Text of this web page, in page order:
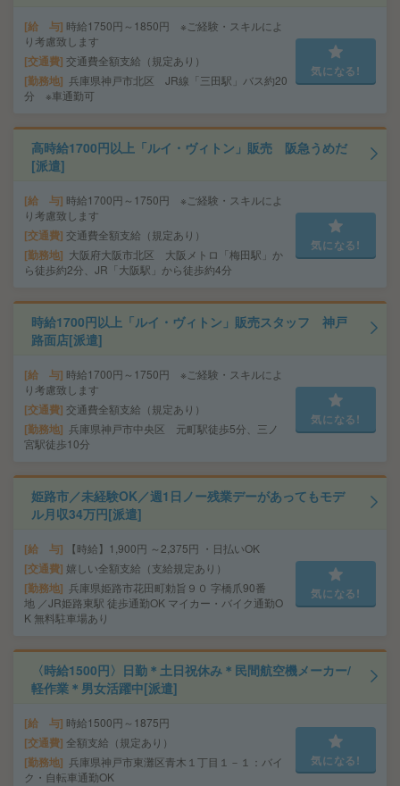
給 与 時給1750円～1850円 ※ご経験・スキルによ
り考慮致します
交通費 交通費全額支給（規定あり）
勤務地 兵庫県神戸市北区 JR線「三田駅」バス約20
分 ※車通勤可
気になる!
高時給1700円以上「ルイ・ヴィトン」販売 阪急うめだ
[派遣]
給 与 時給1700円～1750円 ※ご経験・スキルによ
り考慮致します
交通費 交通費全額支給（規定あり）
勤務地
大阪府大阪市北区 大阪メトロ「梅田駅」か
ら徒歩約2分、JR「大阪駅」から徒歩約4分
気になる!
時給1700円以上「ルイ・ヴィトン」販売スタッフ 神戸
路面店[派遣]
給 与 時給1700円～1750円 ※ご経験・スキルによ
り考慮致します
交通費 交通費全額支給（規定あり）
勤務地 兵庫県神戸市中央区 元町駅徒歩5分、三ノ
宮駅徒歩10分
気になる!
姫路市／未経験OK／週1日ノー残業デーがあってもモデ
ル月収34万円[派遣]
給 与 【時給】1,900円 ～2,375円 ・日払いOK
交通費 嬉しい全額支給（支給規定あり）
勤務地 兵庫県姫路市花田町勅旨９０ 字橋爪90番
地 ／JR姫路東駅 徒歩通勤OK マイカー・バイク通勤O
K 無料駐車場あり
気になる!
〈時給1500円〉日勤＊土日祝休み＊民間航空機メーカー/
軽作業＊男女活躍中[派遣]
給 与 時給1500円～1875円
交通費 全額支給（規定あり）
勤務地 兵庫県神戸市東灘区青木１丁目１－１：バイ
ク・自転車通勤OK
気になる!